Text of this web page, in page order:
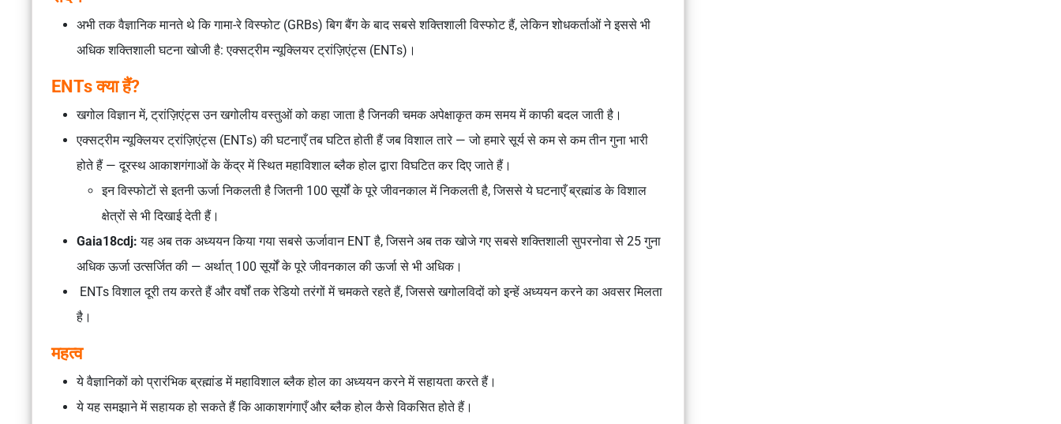
अभी तक वैज्ञानिक मानते थे कि गामा-रे विस्फोट (GRBs) बिग बैंग के बाद सबसे शक्तिशाली विस्फोट हैं, लेकिन शोधकर्ताओं ने इससे भी
अधिक शक्तिशाली घटना खोजी है: एक्सट्रीम न्यूक्लियर ट्रांज़िएंट्स (ENTs)।
ENTs क्या हैं?
खगोल विज्ञान में, ट्रांज़िएंट्स उन खगोलीय वस्तुओं को कहा जाता है जिनकी चमक अपेक्षाकृत कम समय में काफी बदल जाती है।
एक्सट्रीम न्यूक्लियर ट्रांज़िएंट्स (ENTs) की घटनाएँ तब घटित होती हैं जब विशाल तारे — जो हमारे सूर्य से कम से कम तीन गुना भारी
होते हैं — दूरस्थ आकाशगंगाओं के केंद्र में स्थित महाविशाल ब्लैक होल द्वारा विघटित कर दिए जाते हैं।
इन विस्फोटों से इतनी ऊर्जा निकलती है जितनी 100 सूर्यों के पूरे जीवनकाल में निकलती है, जिससे ये घटनाएँ ब्रह्मांड के विशाल
क्षेत्रों से भी दिखाई देती हैं।
Gaia18cdj: यह अब तक अध्ययन किया गया सबसे ऊर्जावान ENT है, जिसने अब तक खोजे गए सबसे शक्तिशाली सुपरनोवा से 25 गुना
अधिक ऊर्जा उत्सर्जित की — अर्थात् 100 सूर्यों के पूरे जीवनकाल की ऊर्जा से भी अधिक।
ENTs विशाल दूरी तय करते हैं और वर्षों तक रेडियो तरंगों में चमकते रहते हैं, जिससे खगोलविदों को इन्हें अध्ययन करने का अवसर मिलता
है।
महत्व
ये वैज्ञानिकों को प्रारंभिक ब्रह्मांड में महाविशाल ब्लैक होल का अध्ययन करने में सहायता करते हैं।
ये यह समझाने में सहायक हो सकते हैं कि आकाशगंगाएँ और ब्लैक होल कैसे विकसित होते हैं।